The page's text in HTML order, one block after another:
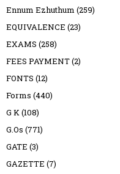
Ennum Ezhuthum (259)
EQUIVALENCE (23)
EXAMS (258)
FEES PAYMENT(2)
FONTS (12)
Forms (440)
G K(108)
G.Os (771)
GATE (3)
GAZETTE (7)